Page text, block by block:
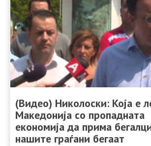
(Видео) Николоски: Која е
Македонија со пропадната
економија да прима
нашите граѓани бегаат